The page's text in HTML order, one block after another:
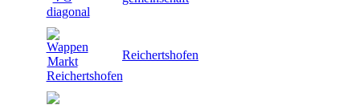
Reichertshofen